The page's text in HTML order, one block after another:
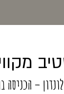
– הכניסה